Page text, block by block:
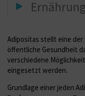
Adipositas stellt eine
öffentliche Gesundheit
verschiedene
eingesetzt werden.
Grundlage einer jeden